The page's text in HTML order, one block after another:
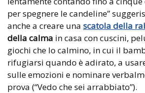
per spegnere le candeline”
anche a creare una scatola della
della calma in casa con cuscini,
giochi che lo calmino, in cui il
rifugiarsi quando è adirato, a
sulle emozioni e nominare
prova (“Vedo che sei arrabbiato”).